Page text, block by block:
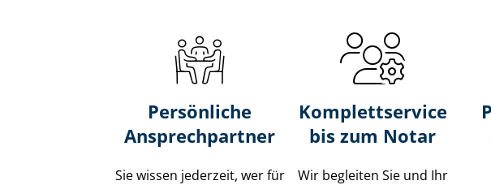
Persönliche
Ansprechpartner
Sie wissen jederzeit, wer für
Komplettservice
bis zum Notar
Wir begleiten Sie und Ihr